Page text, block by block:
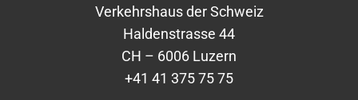
Verkehrshaus der Schweiz
Haldenstrasse 44
CH – 6006 Luzern
+41 41 375 75 75